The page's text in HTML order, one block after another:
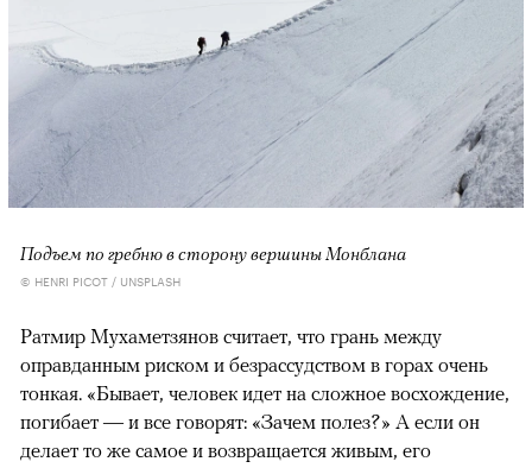
Подъем по гребню в сторону вершины Монблана
© HENRI PICOT / UNSPLASH
Ратмир Мухаметзянов считает, что грань между
оправданным риском и безрассудством в горах очень
тонкая. «Бывает, человек идет на сложное восхождение,
погибает — и все говорят: «Зачем полез?» А если он
делает то же самое и возвращается живым, его